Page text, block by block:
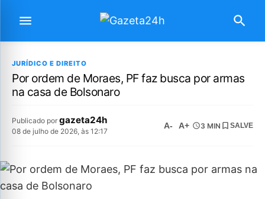
JURÍDICO E DIREITO
Por ordem de Moraes, PF faz busca por armas
na casa de Bolsonaro
Publicado por gazeta24h
08 de julho de 2026, às 12:17
A- A+ 3 MIN SALVE